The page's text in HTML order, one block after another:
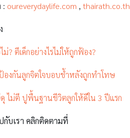
: oureverydaylife.com , thairath.co.th
? ตีเด็กอย่างไรไม่ให้ถูกฟ้อง?
องกันลูกจิตใจบอบช้ำหลังถูกทำโทษ
ดุ ไม่ตี ปูพื้นฐานชีวิตลูกให้ดีใน 3 ปีแรก
กับเรา คลิกติดตามที่